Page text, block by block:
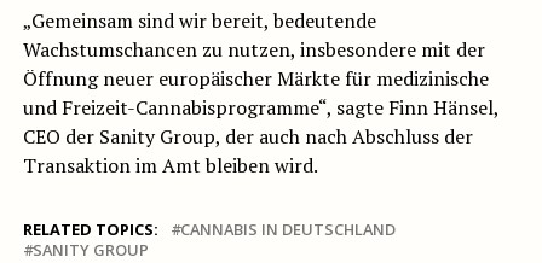
„Gemeinsam sind wir bereit, bedeutende
Wachstumschancen zu nutzen, insbesondere mit der
Öffnung neuer europäischer Märkte für medizinische
und Freizeit-Cannabisprogramme“, sagte Finn Hänsel,
CEO der Sanity Group, der auch nach Abschluss der
Transaktion im Amt bleiben wird.
RELATED TOPICS:
CANNABIS IN DEUTSCHLAND
SANITY GROUP